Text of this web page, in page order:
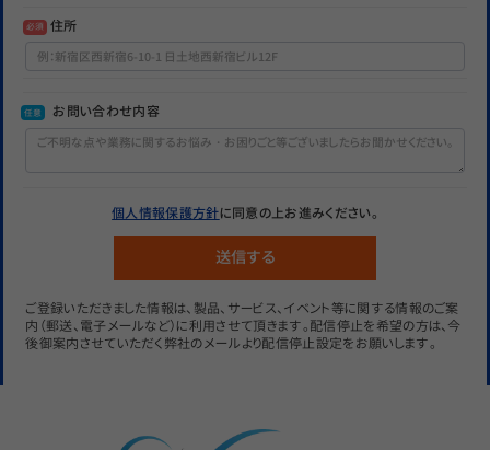
必須 住所
任意 お問い合わせ内容
個人情報保護方針に同意の上お進みください。
ご登録いただきました情報は、製品、サービス、イベント等に関する情報のご案
内（郵送、電子メールなど）に利用させて頂きます。配信停止を希望の方は、今
後御案内させていただく弊社のメールより配信停止設定をお願いします。